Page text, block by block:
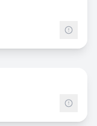
64
15